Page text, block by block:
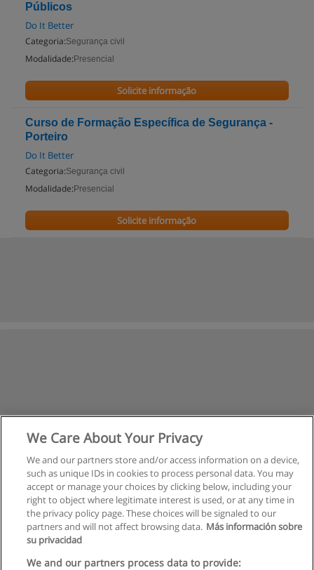
Públicos
Do It Better
Categoria:Segurança civil
Modalidade: Presencial
Solicite informação
Curso de Formação Específica de Segurança -
Porteiro
Do It Better
Categoria:Segurança civil
Modalidade: Presencial
Solicite informação
Regras de uso
We Care About Your Privacy
We and our partners store and/or access information on a device,
such as unique IDs in cookies to process personal data. You may
accept or manage your choices by clicking below, including your
right to object where legitimate interest is used, or at any time in
the privacy policy page. These choices will be signaled to our
partners and will not affect browsing data. Más información sobre
su privacidad
We and our partners process data to provide: